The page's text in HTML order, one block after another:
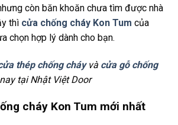
còn băn khoăn chưa tìm được nhà
thì cửa chống cháy Kon Tum của
chọn hợp lý dành cho bạn.
thép chống cháyvà cửa gỗ chống
tại Nhật Việt Door
cháy Kon Tum mới nhất